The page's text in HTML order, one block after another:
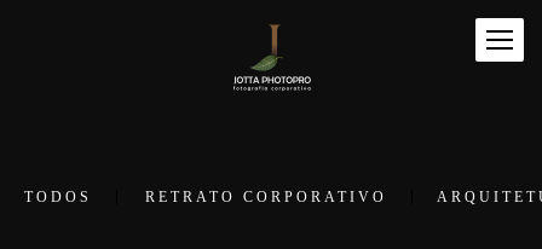
TODOS RETRATO CORPORATIVO